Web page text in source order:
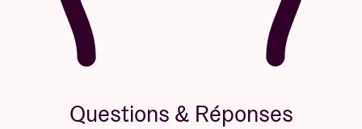
Questions & Réponses